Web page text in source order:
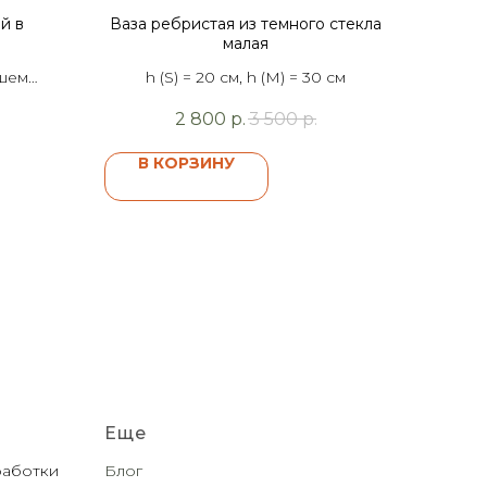
в
Ваза ребристая из темного стекла
малая
h (S) = 20 см, h (M) = 30 см
2 800 р.3 500 р.
В КОРЗИНУ
Еще
Блог